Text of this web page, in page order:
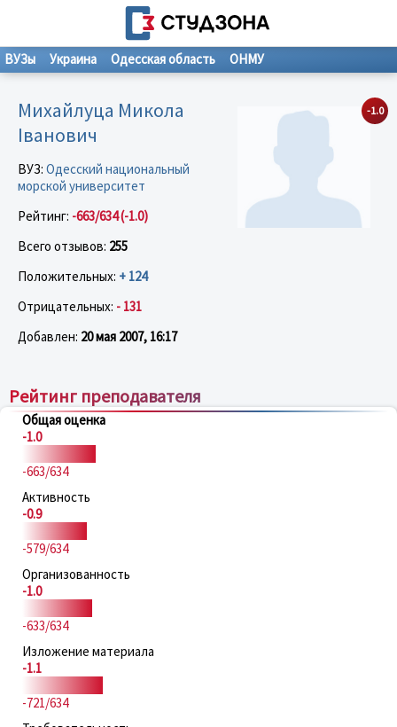
ВУЗы Украина Одесская область ОНМУ
-1.0
Михайлуца Микола
Іванович
ВУЗ: Одесский национальный
морской университет
Рейтинг: -663/634 (-1.0)
Всего отзывов: 255
Положительных: + 124
Отрицательных: - 131
Добавлен: 20 мая 2007, 16:17
Рейтинг преподавателя
Общая оценка
-1.0
-663/634
Активность
-0.9
-579/634
Организованность
-1.0
-633/634
Изложение материала
-1.1
-721/634